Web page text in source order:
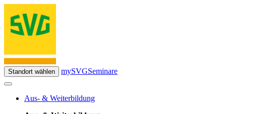
Standort wählen mySVGSeminare
Aus- & Weiterbildung